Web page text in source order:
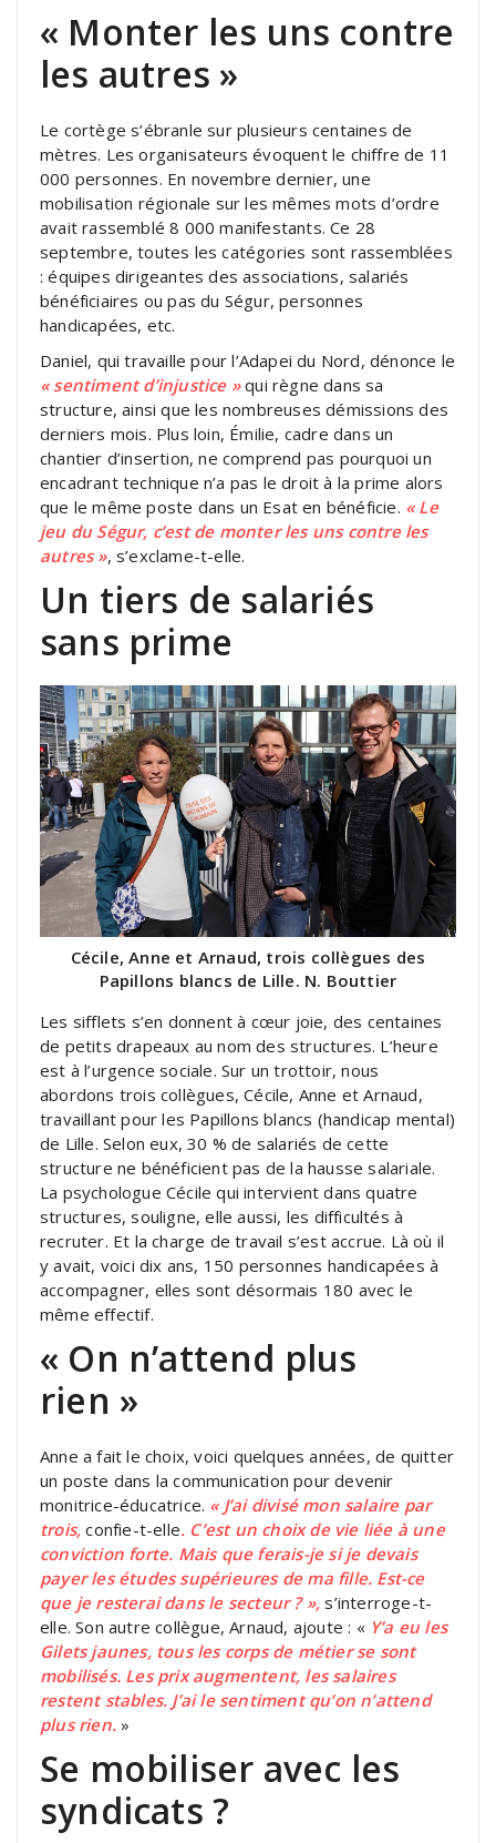
« Monter les uns contre
les autres »
Le cortège s’ébranle sur plusieurs centaines de
mètres. Les organisateurs évoquent le chiffre de 11
000 personnes. En novembre dernier, une
mobilisation régionale sur les mêmes mots d’ordre
avait rassemblé 8 000 manifestants. Ce 28
septembre, toutes les catégories sont rassemblées
: équipes dirigeantes des associations, salariés
bénéficiaires ou pas du Ségur, personnes
handicapées, etc.
Daniel, qui travaille pour l’Adapei du Nord, dénonce le
« sentiment d’injustice »qui règne dans sa
structure, ainsi que les nombreuses démissions des
derniers mois. Plus loin, Émilie, cadre dans un
chantier d’insertion, ne comprend pas pourquoi un
encadrant technique n’a pas le droit à la prime alors
que le même poste dans un Esat en bénéficie. « Le
jeu du Ségur, c’est de monter les uns contre les
autres », s’exclame-t-elle.
Un tiers de salariés
sans prime
Cécile, Anne et Arnaud, trois collègues des
Papillons blancs de Lille. N. Bouttier
Les sifflets s’en donnent à cœur joie, des centaines
de petits drapeaux au nom des structures. L’heure
est à l’urgence sociale. Sur un trottoir, nous
abordons trois collègues, Cécile, Anne et Arnaud,
travaillant pour les Papillons blancs (handicap mental)
de Lille. Selon eux, 30 % de salariés de cette
structure ne bénéficient pas de la hausse salariale.
La psychologue Cécile qui intervient dans quatre
structures, souligne, elle aussi, les difficultés à
recruter. Et la charge de travail s’est accrue. Là où il
y avait, voici dix ans, 150 personnes handicapées à
accompagner, elles sont désormais 180 avec le
même effectif.
« On n’attend plus
rien »
Anne a fait le choix, voici quelques années, de quitter
un poste dans la communication pour devenir
monitrice-éducatrice. « J’ai divisé mon salaire par
trois, confie-t-elle. C’est un choix de vie liée à une
conviction forte. Mais que ferais-je si je devais
payer les études supérieures de ma fille. Est-ce
que je resterai dans le secteur ? »,s’interroge-t-
elle. Son autre collègue, Arnaud, ajoute : « Y’a eu les
Gilets jaunes, tous les corps de métier se sont
mobilisés. Les prix augmentent, les salaires
restent stables. J’ai le sentiment qu’on n’attend
plus rien. »
Se mobiliser avec les
syndicats ?